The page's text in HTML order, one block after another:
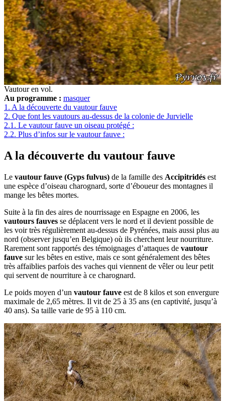
Vautour en vol.
Au programme : masquer
1. A la découverte du vautour fauve
2. Que font les vautours au-dessus de la colonie de Jurvielle
2.1. Le vautour fauve un oiseau protégé :
2.2. Plus d’infos sur le vautour fauve :
A la découverte du vautour fauve
Le vautour fauve (Gyps fulvus) de la famille des Accipitridés est
une espèce d’oiseau charognard, sorte d’éboueur des montagnes il
mange les bêtes mortes.
Suite à la fin des aires de nourrissage en Espagne en 2006, les
vautours fauves se déplacent vers le nord et il devient possible de
les voir très régulièrement au-dessus de Pyrénées, mais aussi plus au
nord (observer jusqu’en Belgique) où ils cherchent leur nourriture.
Rarement sont rapportés des témoignages d’attaques de vautour
fauve sur les bêtes en estive, mais ce sont généralement des bêtes
très affaiblies parfois des vaches qui viennent de vêler ou leur petit
qui servent de nourriture à ce charognard.
Le poids moyen d’un vautour fauve est de 8 kilos et son envergure
maximale de 2,65 mètres. Il vit de 25 à 35 ans (en captivité, jusqu’à
40 ans). Sa taille varie de 95 à 110 cm.